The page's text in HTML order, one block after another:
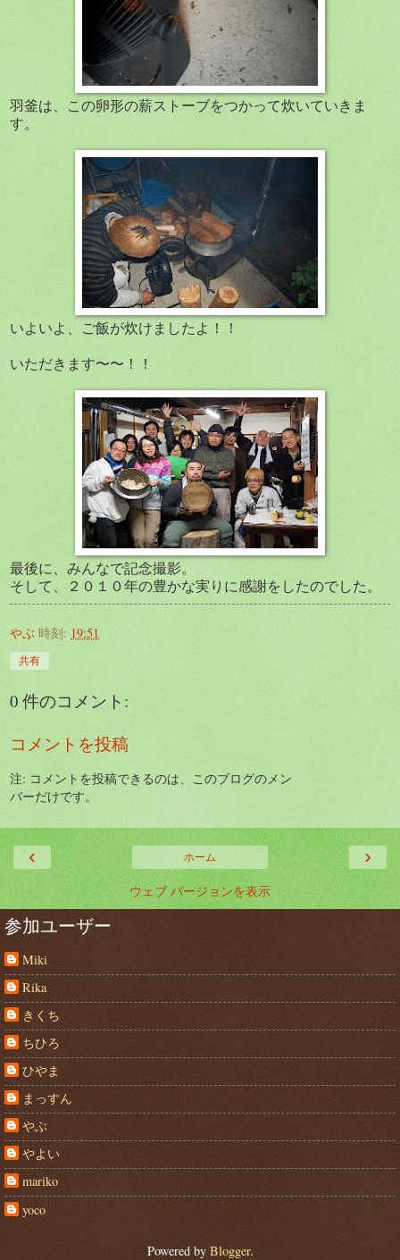
羽釜は、この卵形の薪ストーブをつかって炊いていきま
す。
いよいよ、ご飯が炊けましたよ！！
いただきます〜〜！！
最後に、みんなで記念撮影。
そして、２０１０年の豊かな実りに感謝をしたのでした。
やぶ 時刻: 19:51
共有
0 件のコメント:
コメントを投稿
注: コメントを投稿できるのは、このブログのメン
バーだけです。
‹ ›
ホーム
ウェブ バージョンを表示
参加ユーザー
Miki
Rika
きくち
ちひろ
ひやま
まっすん
やぶ
やよい
mariko
yoco
Powered by Blogger.